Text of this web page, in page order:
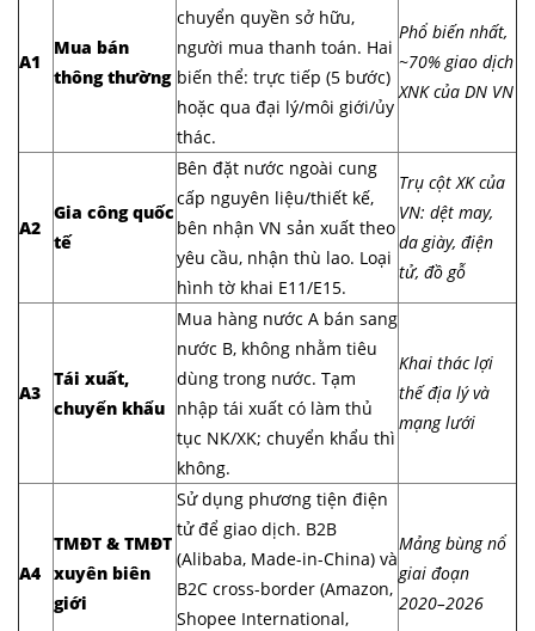
A1
Mua bán
thông thường
chuyển quyền sở hữu,
người mua thanh toán. Hai
biến thể: trực tiếp (5 bước)
hoặc qua đại lý/môi giới/ủy
thác.
Phổ biến nhất,
~70% giao dịch
XNK của DN VN
A2
Gia công quốc
tế
Bên đặt nước ngoài cung
cấp nguyên liệu/thiết kế,
bên nhận VN sản xuất theo
yêu cầu, nhận thù lao. Loại
hình tờ khai E11/E15.
Trụ cột XK của
VN: dệt may,
da giày, điện
tử, đồ gỗ
A3
Tái xuất,
chuyển khẩu
Mua hàng nước A bán sang
nước B, không nhằm tiêu
dùng trong nước. Tạm
nhập tái xuất có làm thủ
tục NK/XK; chuyển khẩu thì
không.
Khai thác lợi
thế địa lý và
mạng lưới
A4
TMĐT & TMĐT
xuyên biên
giới
Sử dụng phương tiện điện
tử để giao dịch. B2B
(Alibaba, Made-in-China) và
B2C cross-border (Amazon,
Shopee International,
Mảng bùng nổ
giai đoạn
2020–2026